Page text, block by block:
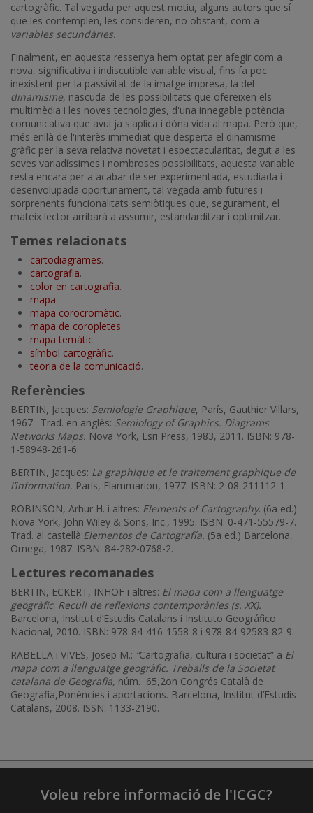
cartogràfic. Tal vegada per aquest motiu, alguns autors que sí
que les contemplen, les consideren, no obstant, com a
variables secundàries.
Finalment, en aquesta ressenya hem optat per afegir com a
nova, significativa i indiscutible variable visual, fins fa poc
inexistent per la passivitat de la imatge impresa, la del
dinamisme, nascuda de les possibilitats que ofereixen els
multimèdia i les noves tecnologies, d'una innegable potència
comunicativa que avui ja s'aplica i dóna vida al mapa. Però que,
més enllà de l'interès immediat que desperta el dinamisme
gràfic per la seva relativa novetat i espectacularitat, degut a les
seves variadíssimes i nombroses possibilitats, aquesta variable
resta encara per a acabar de ser experimentada, estudiada i
desenvolupada oportunament, tal vegada amb futures i
sorprenents funcionalitats semiòtiques que, segurament, el
mateix lector arribarà a assumir, estandarditzar i optimitzar.
Temes relacionats
cartodiagrames.
cartografia.
color en cartografia.
mapa.
mapa corocromàtic.
mapa de coropletes.
mapa temàtic.
símbol cartogràfic.
teoria de la comunicació.
Referències
BERTIN, Jacques: Semiologie Graphique, París, Gauthier Villars,
1967. Trad. en anglès: Semiology of Graphics. Diagrams
Networks Maps. Nova York, Esri Press, 1983, 2011. ISBN: 978-
1-58948-261-6.
BERTIN, Jacques: La graphique et le traitement graphique de
l’information. París, Flammarion, 1977. ISBN: 2-08-211112-1.
ROBINSON, Arhur H. i altres: Elements of Cartography. (6a ed.)
Nova York, John Wiley & Sons, Inc., 1995. ISBN: 0-471-55579-7.
Trad. al castellà:Elementos de Cartografía. (5a ed.) Barcelona,
Omega, 1987. ISBN: 84-282-0768-2.
Lectures recomanades
BERTIN, ECKERT, INHOF i altres: El mapa com a llenguatge
geogràfic. Recull de reflexions contemporànies (s. XX).
Barcelona, Institut d’Estudis Catalans i Instituto Geográfico
Nacional, 2010. ISBN: 978-84-416-1558-8 i 978-84-92583-82-9.
RABELLA i VIVES, Josep M.: “Cartografia, cultura i societat” a El
mapa com a llenguatge geogràfic. Treballs de la Societat
catalana de Geografia, núm. 65,2on Congrés Català de
Geografia,Ponències i aportacions. Barcelona, Institut d’Estudis
Catalans, 2008. ISSN: 1133-2190.
Voleu rebre informació de l'ICGC?